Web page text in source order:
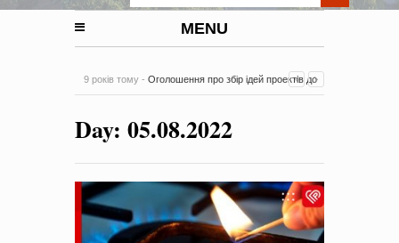
MENU
9 років тому - Оголошення про збір ідей проектів до
на період 2018 – 2020 роки Оголошення про збір ідей
проектів
0 Коментарів
Day: 05.08.2022